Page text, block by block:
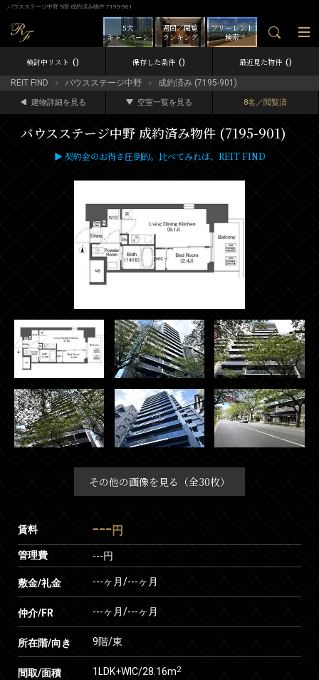
バウスステージ中野 9階 成約済み物件 7195-901
フリーレント
検索
週間／閲覧
ランキング
5大
キャンペーン
検討中リスト 0 保存した条件 0 最近見た物件 0
REIT FIND バウスステージ中野 成約済み (7195-901)
建物詳細を見る 空室一覧を見る 8名／閲覧済
バウスステージ中野 成約済み物件 (7195-901)
▶ 契約金のお得さ圧倒的。比べてみれば、REIT FIND
その他の画像を見る（全30枚）
賃料 --- 円
管理費 ---円
敷金/礼金 ---ヶ月/---ヶ月
仲介/FR ---ヶ月/---ヶ月
所在階/向き 9階/東
間取/面積 1LDK+WIC/28.16m2